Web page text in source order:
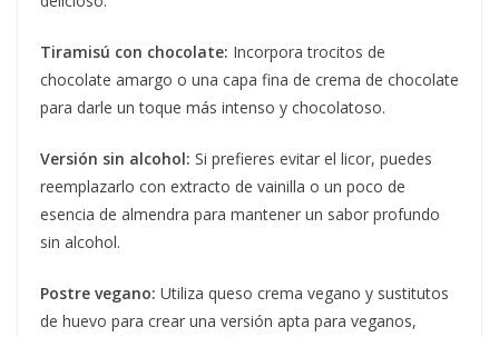
Tiramisú con chocolate: Incorpora trocitos de
chocolate amargo o una capa fina de crema de chocolate
para darle un toque más intenso y chocolatoso.
Versión sin alcohol: Si prefieres evitar el licor, puedes
reemplazarlo con extracto de vainilla o un poco de
esencia de almendra para mantener un sabor profundo
sin alcohol.
Postre vegano: Utiliza queso crema vegano y sustitutos
de huevo para crear una versión apta para veganos,